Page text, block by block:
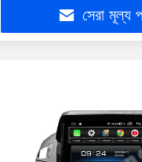
সেরা মূল্য